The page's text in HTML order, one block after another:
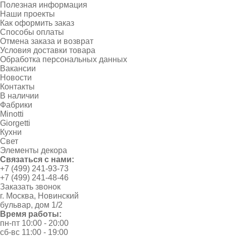
Полезная информация
Наши проекты
Как оформить заказ
Способы оплаты
Отмена заказа и возврат
Условия доставки товара
Обработка персональных данных
Вакансии
Новости
Контакты
В наличии
Фабрики
Minotti
Giorgetti
Кухни
Свет
Элементы декора
Связаться с нами:
+7 (499) 241-93-73
+7 (499) 241-48-46
Заказать звонок
г. Москва, Новинский
бульвар, дом 1/2
Время работы:
пн-пт 10:00 - 20:00
сб-вс 11:00 - 19:00